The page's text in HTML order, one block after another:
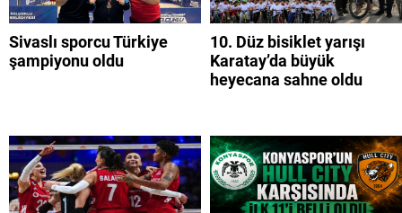
Sivaslı sporcu Türkiye
şampiyonu oldu
10. Düz bisiklet yarışı
Karatay’da büyük
heyecana sahne oldu